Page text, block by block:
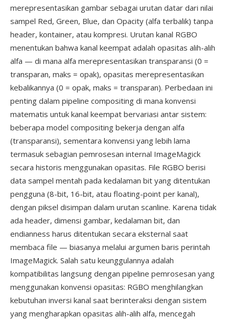
merepresentasikan gambar sebagai urutan datar dari nilai
sampel Red, Green, Blue, dan Opacity (alfa terbalik) tanpa
header, kontainer, atau kompresi. Urutan kanal RGBO
menentukan bahwa kanal keempat adalah opasitas alih-alih
alfa — di mana alfa merepresentasikan transparansi (0 =
transparan, maks = opak), opasitas merepresentasikan
kebalikannya (0 = opak, maks = transparan). Perbedaan ini
penting dalam pipeline compositing di mana konvensi
matematis untuk kanal keempat bervariasi antar sistem:
beberapa model compositing bekerja dengan alfa
(transparansi), sementara konvensi yang lebih lama
termasuk sebagian pemrosesan internal ImageMagick
secara historis menggunakan opasitas. File RGBO berisi
data sampel mentah pada kedalaman bit yang ditentukan
pengguna (8-bit, 16-bit, atau floating-point per kanal),
dengan piksel disimpan dalam urutan scanline. Karena tidak
ada header, dimensi gambar, kedalaman bit, dan
endianness harus ditentukan secara eksternal saat
membaca file — biasanya melalui argumen baris perintah
ImageMagick. Salah satu keunggulannya adalah
kompatibilitas langsung dengan pipeline pemrosesan yang
menggunakan konvensi opasitas: RGBO menghilangkan
kebutuhan inversi kanal saat berinteraksi dengan sistem
yang mengharapkan opasitas alih-alih alfa, mencegah